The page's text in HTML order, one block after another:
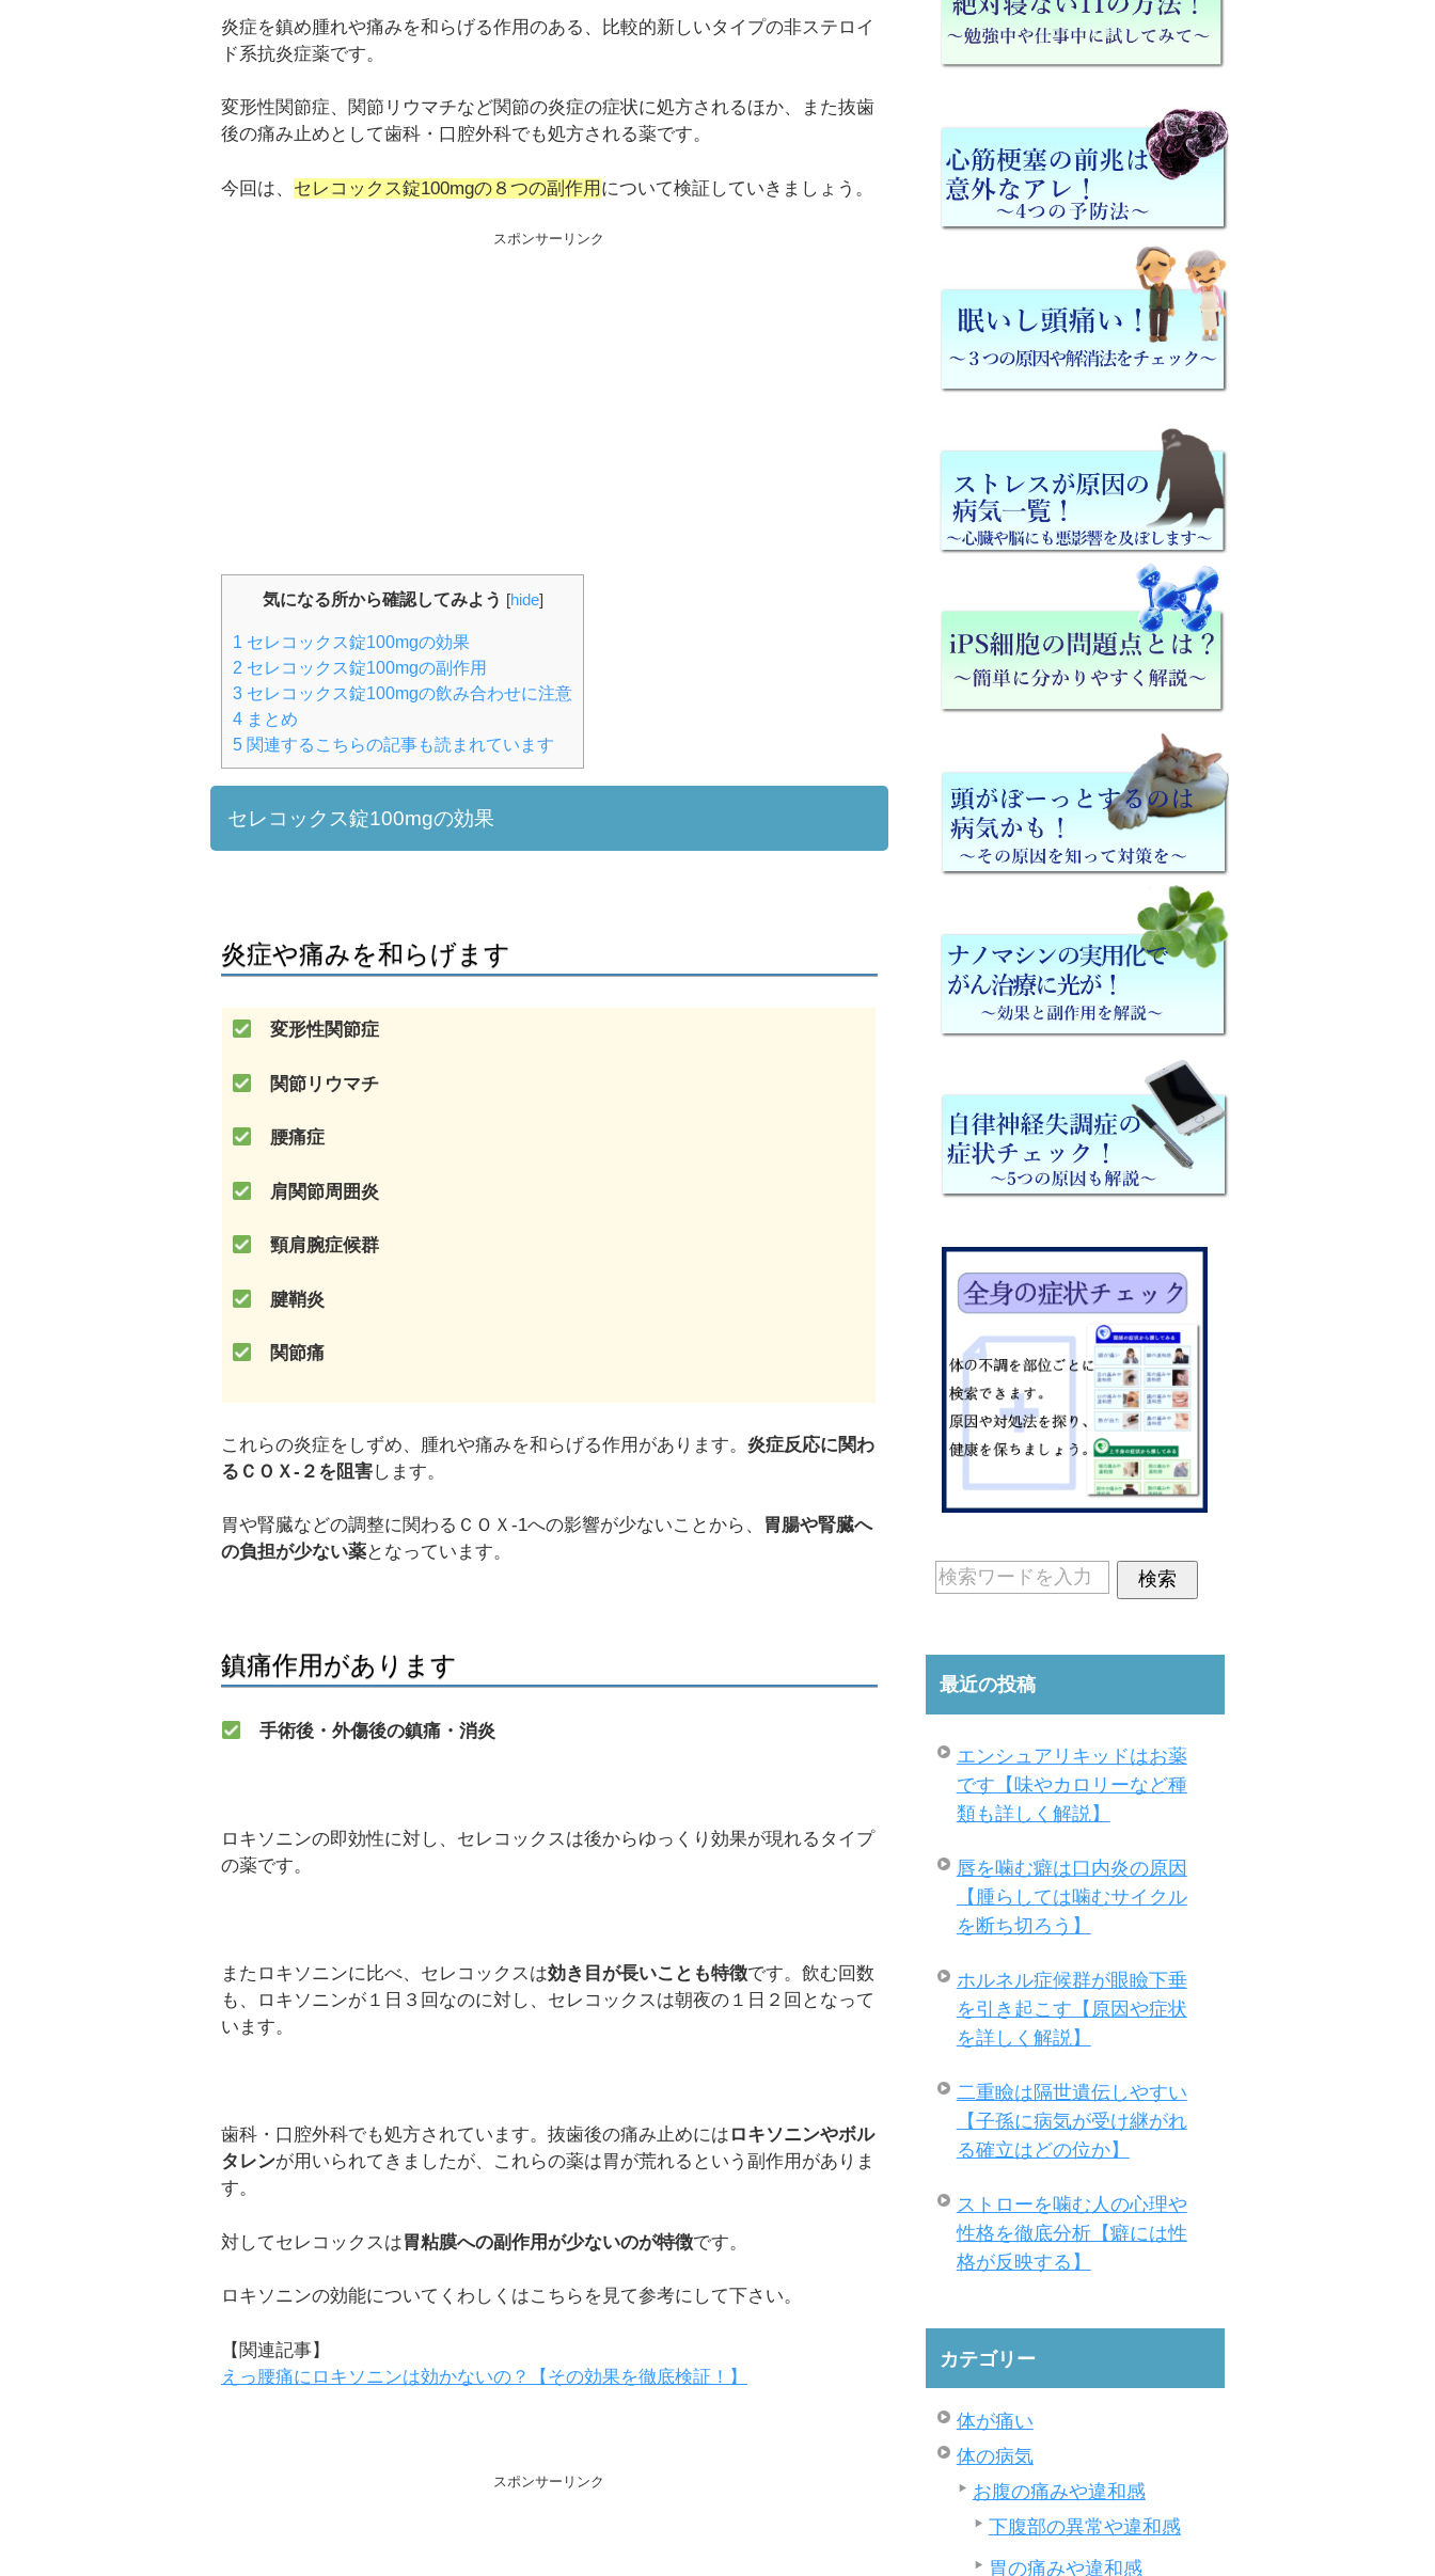
炎症を鎮め腫れや痛みを和らげる作用のある、比較的新しいタイプの非ステロイ
ド系抗炎症薬です。
変形性関節症、関節リウマチなど関節の炎症の症状に処方されるほか、また抜歯
後の痛み止めとして歯科・口腔外科でも処方される薬です。
今回は、 セレコックス錠100mgの８つの副作用 について検証していきましょう。
スポンサーリンク
気になる所から確認してみよう [hide]
1 セレコックス錠100mgの効果
2 セレコックス錠100mgの副作用
3 セレコックス錠100mgの飲み合わせに注意
4 まとめ
5 関連するこちらの記事も読まれています
セレコックス錠100mgの効果
炎症や痛みを和らげます
変形性関節症
関節リウマチ
腰痛症
肩関節周囲炎
頸肩腕症候群
腱鞘炎
関節痛
これらの炎症をしずめ、腫れや痛みを和らげる作用があります。 炎症反応に関わ
るＣＯＸ-２を阻害します。
胃や腎臓などの調整に関わるＣＯＸ-1への影響が少ないことから、
胃腸や腎臓へ
の負担が少ない薬となっています。
鎮痛作用があります
手術後・外傷後の鎮痛・消炎
ロキソニンの即効性に対し、セレコックスは後からゆっくり効果が現れるタイプ
の薬です。
またロキソニンに比べ、セレコックスは効き目が長いことも特徴です。飲む回数
も、ロキソニンが１日３回なのに対し、セレコックスは朝夜の１日２回となって
います。
歯科・口腔外科でも処方されています。抜歯後の痛み止めには ロキソニンやボル
タレンが用いられてきましたが、これらの薬は胃が荒れるという副作用がありま
す。
対してセレコックスは胃粘膜への副作用が少ないのが特徴です。
ロキソニンの効能についてくわしくはこちらを見て参考にして下さい。
【関連記事】
えっ腰痛にロキソニンは効かないの？【その効果を徹底検証！】
スポンサーリンク
最近の投稿
エンシュアリキッドはお薬
です【味やカロリーなど種
類も詳しく解説】
唇を噛む癖は口内炎の原因
【腫らしては噛むサイクル
を断ち切ろう】
ホルネル症候群が眼瞼下垂
を引き起こす【原因や症状
を詳しく解説】
二重瞼は隔世遺伝しやすい
【子孫に病気が受け継がれ
る確立はどの位か】
ストローを噛む人の心理や
性格を徹底分析【癖には性
格が反映する】
カテゴリー
体が痛い
体の病気
お腹の痛みや違和感
下腹部の異常や違和感
胃の痛みや違和感